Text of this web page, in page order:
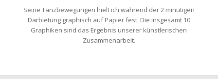
Seine Tanzbewegungen hielt ich während der 2 minütigen
Darbietung graphisch auf Papier fest. Die insgesamt 10
Graphiken sind das Ergebnis unserer künstlerischen
Zusammenarbeit.